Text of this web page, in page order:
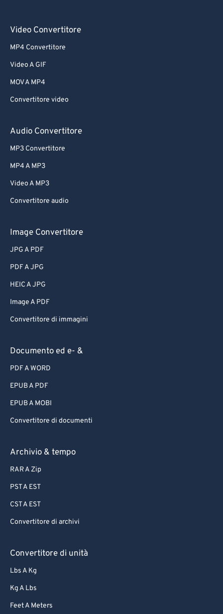
Video Convertitore
MP4 Convertitore
Video A GIF
MOV A MP4
Convertitore video
Audio Convertitore
MP3 Convertitore
MP4 A MP3
Video A MP3
Convertitore audio
Image Convertitore
JPG A PDF
PDF A JPG
HEIC A JPG
Image A PDF
Convertitore di immagini
Documento ed e- &
PDF A WORD
EPUB A PDF
EPUB A MOBI
Convertitore di documenti
Archivio & tempo
RAR A Zip
PST A EST
CST A EST
Convertitore di archivi
Convertitore di unità
Lbs A Kg
Kg A Lbs
Feet A Meters